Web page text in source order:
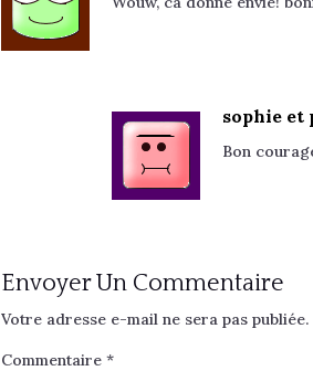
sophie et
Bon
Envoyer Un Commentaire
Votre adresse e-mail ne sera pas publiée.
Commentaire*